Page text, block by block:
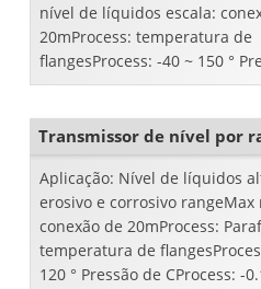
nível de líquidos escala:
20mProcess: temperatura de
flangesProcess: -40 ~ 150 °
CProcess: -0.1 ~ 0.5
Transmissor de nível por
Aplicação: Nível de líquidos
erosivo e corrosivo rangeMax
conexão de 20mProcess:
temperatura de
120 ° Pressão de CProcess: -